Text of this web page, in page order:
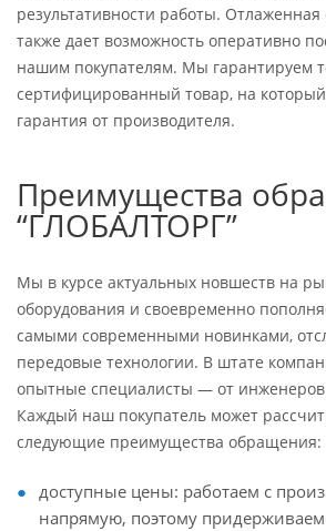
результативности работы. Отлаженная
также дает возможность оперативно
нашим покупателям. Мы гарантируем
сертифицированный товар, на
гарантия от производителя.
Преимущества
“ГЛОБАЛТОРГ”
Мы в курсе актуальных новшеств на
оборудования и своевременно
самыми современными новинками,
передовые технологии. В штате
опытные специалисты — от инженеров
Каждый наш покупатель может
следующие преимущества обращения:
доступные цены: работаем с
напрямую, поэтому